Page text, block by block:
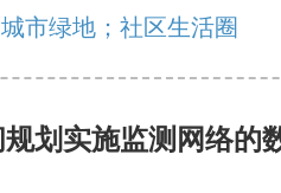
市绿地；社区生活圈
划实施监测网络的